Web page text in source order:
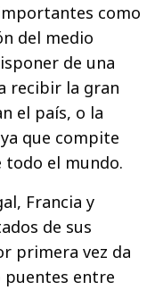
como
del medio
de una
recibir la gran
el país, o la
que compite
todo el mundo.
Francia y
de sus
primera vez da
entre